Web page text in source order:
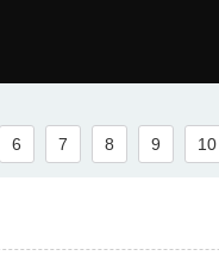
6 7 8 9 10